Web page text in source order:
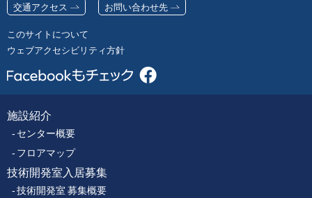
号
交通アクセス
お問い合わせ先
このサイトについて
ウェブアクセシビリティ方針
フ
ッ
タ
施設紹介
センター概要
フロアマップ
技術開発室入居募集
技術開発室 募集概要